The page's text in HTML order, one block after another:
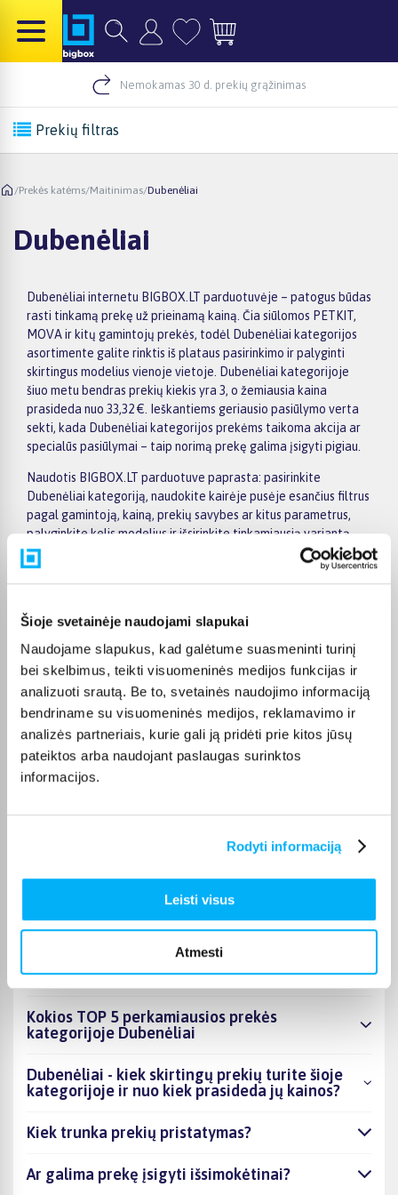
Šioje svetainėje naudojami slapukai
Naudojame slapukus, kad galėtume suasmeninti turinį
bei skelbimus, teikti visuomeninės medijos funkcijas ir
analizuoti srautą. Be to, svetainės naudojimo informaciją
bendriname su visuomeninės medijos, reklamavimo ir
analizės partneriais, kurie gali ją pridėti prie kitos jūsų
pateiktos arba naudojant paslaugas surinktos
informacijos.
Rodyti informaciją
Leisti visus
Atmesti
Nemokamas 30 d. prekių grąžinimas
Prekių filtras
/Prekės katėms/Maitinimas/Dubenėliai
Dubenėliai
Dubenėliai internetu BIGBOX.LT parduotuvėje – patogus būdas
rasti tinkamą prekę už prieinamą kainą. Čia siūlomos PETKIT,
MOVA ir kitų gamintojų prekės, todėl Dubenėliai kategorijos
asortimente galite rinktis iš plataus pasirinkimo ir palyginti
skirtingus modelius vienoje vietoje. Dubenėliai kategorijoje
šiuo metu bendras prekių kiekis yra 3, o žemiausia kaina
prasideda nuo 33,32 €. Ieškantiems geriausio pasiūlymo verta
sekti, kada Dubenėliai kategorijos prekėms taikoma akcija ar
specialūs pasiūlymai – taip norimą prekę galima įsigyti pigiau.
Naudotis BIGBOX.LT parduotuve paprasta: pasirinkite
Dubenėliai kategoriją, naudokite kairėje pusėje esančius filtrus
pagal gamintoją, kainą, prekių savybes ar kitus parametrus,
palyginkite kelis modelius ir išsirinkite tinkamiausią variantą.
Prekių sąraše ir prekės puslapyje pateikiama svarbiausia
informacija, todėl galite greitai įvertinti techninius duomenis,
Dubenėliai kategorijoje esančius pasiūlymus.
Visoms prekėms nuo 150 Eur taikomas nemokamas 24 mėnesių
lizingas, todėl norimas prekes galima įsigyti išsimokėtinai.
Pristatymas visoje Lietuvoje į paštomatus kainuoja nuo 2,29 €,
o užsakymams nuo 499 € pristatymas į paštomatą nemokamas;
kurjerio pristatymas – nuo 2,99 €. Sandėlyje esančios prekės
paprastai pristatomos per 1–2 darbo dienas, o tikslus
kiekvienos prekės pristatymo terminas nurodytas jos
puslapyje.
Tinkamą prekę iš Dubenėliai kategorijos pristatysime per
nurodytą terminą, o jei pageidausite užsakymą atsiimti patys,
atitinkamai pažymėtas prekes galėsite atsiimti mūsų biure
Kaune.
DUK
Kokios TOP 5 perkamiausios prekės
kategorijoje Dubenėliai
Dubenėliai - kiek skirtingų prekių turite šioje
kategorijoje ir nuo kiek prasideda jų kainos?
Kiek trunka prekių pristatymas?
Ar galima prekę įsigyti išsimokėtinai?